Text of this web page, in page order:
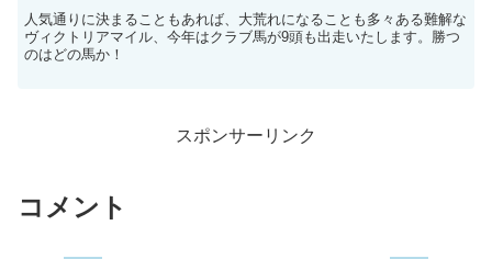
人気通りに決まることもあれば、大荒れになることも多々ある難解な
ヴィクトリアマイル、今年はクラブ馬が9頭も出走いたします。勝つ
のはどの馬か！
スポンサーリンク
コメント